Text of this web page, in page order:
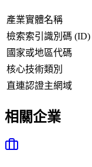
產業實體名稱
檢索索引識別碼 (ID)
國家或地區代碼
核心技術類別
直連認證主網域
相關企業